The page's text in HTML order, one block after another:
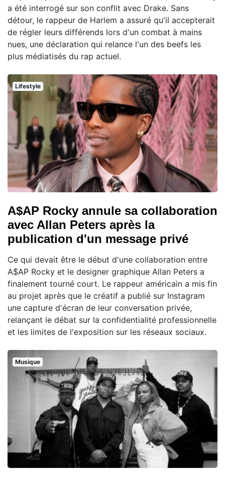
a été interrogé sur son conflit avec Drake. Sans
détour, le rappeur de Harlem a assuré qu'il accepterait
de régler leurs différends lors d'un combat à mains
nues, une déclaration qui relance l'un des beefs les
plus médiatisés du rap actuel.
Lifestyle
A$AP Rocky annule sa collaboration
avec Allan Peters après la
publication d'un message privé
Ce qui devait être le début d'une collaboration entre
A$AP Rocky et le designer graphique Allan Peters a
finalement tourné court. Le rappeur américain a mis fin
au projet après que le créatif a publié sur Instagram
une capture d'écran de leur conversation privée,
relançant le débat sur la confidentialité professionnelle
et les limites de l'exposition sur les réseaux sociaux.
Musique